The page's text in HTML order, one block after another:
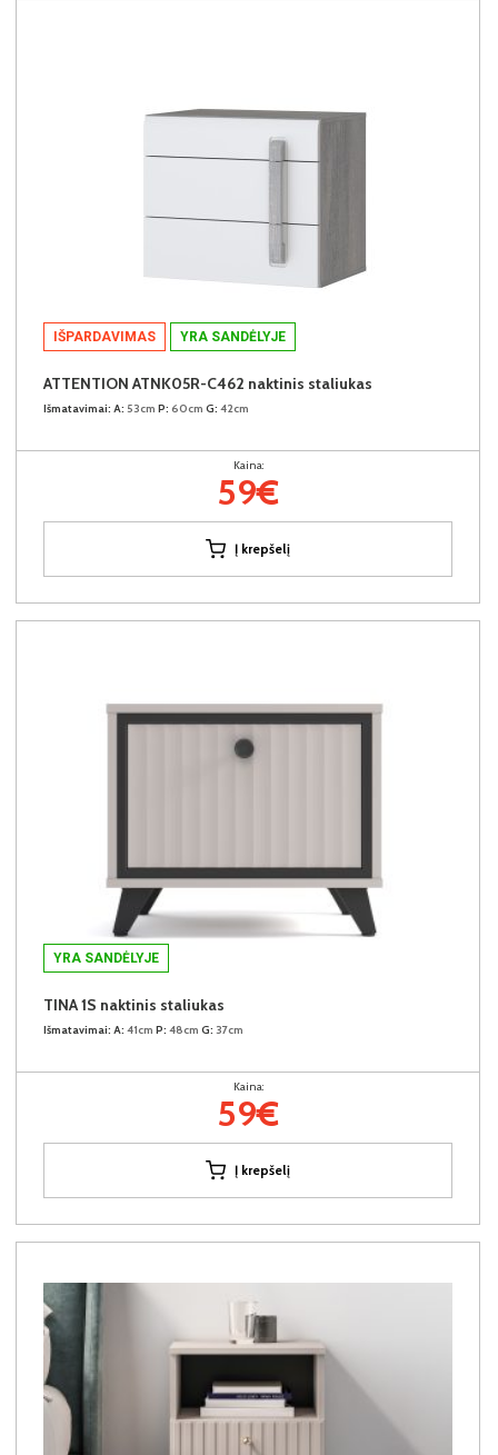
IŠPARDAVIMAS YRA SANDĖLYJE
ATTENTION ATNK05R-C462 naktinis staliukas
Išmatavimai: A: 53cm P: 60cm G: 42cm
Kaina:
59€
Į krepšelį
YRA SANDĖLYJE
TINA 1S naktinis staliukas
Išmatavimai: A: 41cm P: 48cm G: 37cm
Kaina:
59€
Į krepšelį